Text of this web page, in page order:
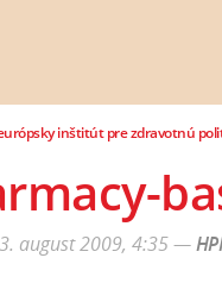
inštitút pre zdravotnú
august 2009, 4:35— HPI